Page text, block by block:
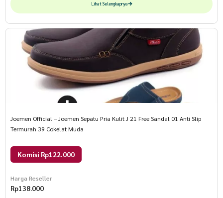
Lihat Selengkapnya
Joemen Official – Joemen Sepatu Pria Kulit J 21 Free Sandal 01 Anti Slip
Termurah 39 Cokelat Muda
Komisi Rp122.000
Harga Reseller
Rp138.000